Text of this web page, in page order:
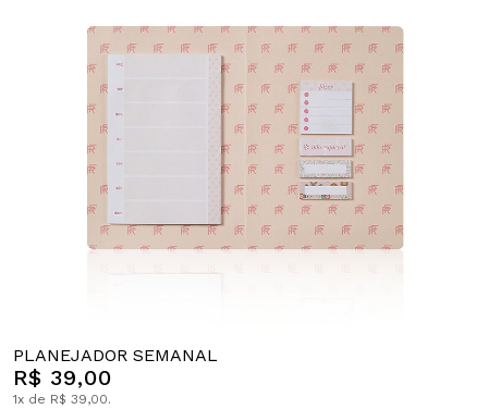
PLANEJADOR SEMANAL
R$ 39,00
1x de R$ 39,00.